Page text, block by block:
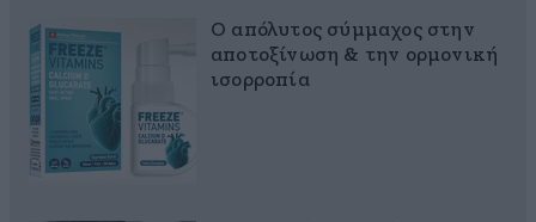
Ο απόλυτος σύμμαχος στην
αποτοξίνωση & την ορμονική
ισορροπία